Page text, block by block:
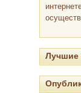
Лучшие